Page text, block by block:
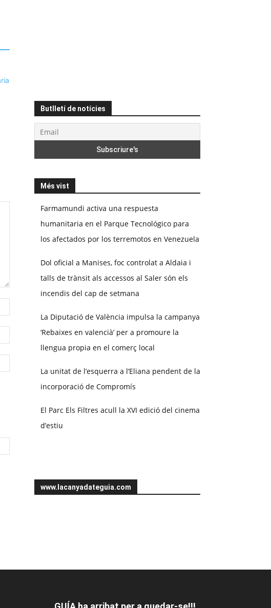
Butlletí de notícies
Més vist
Farmamundi activa una respuesta
humanitaria en el Parque Tecnológico para
los afectados por los terremotos en Venezuela
Dol oficial a Manises, foc controlat a Aldaia i
talls de trànsit als accessos al Saler són els
incendis del cap de setmana
La Diputació de València impulsa la campanya
‘Rebaixes en valencià’ per a promoure la
llengua propia en el comerç local
La unitat de l’esquerra a l’Eliana pendent de la
incorporació de Compromís
El Parc Els Filtres acull la XVI edició del cinema
d’estiu
www.lacanyadateguia.com